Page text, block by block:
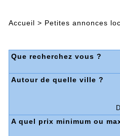
Accueil > Petites annonces
Que recherchez vous ?
Autour de quelle ville ?
A quel prix minimum ou